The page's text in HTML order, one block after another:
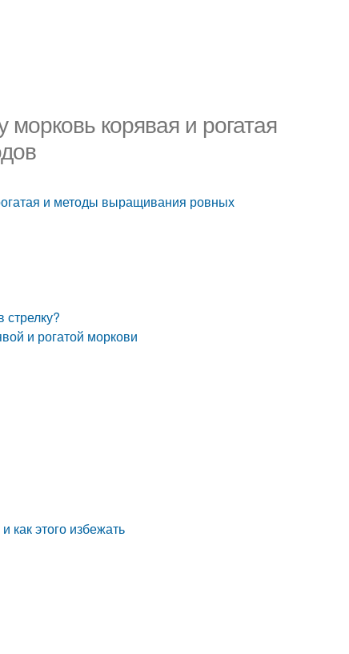
корявая и рогатая
и методы выращивания ровных
стрелку?
и рогатой моркови
как этого избежать